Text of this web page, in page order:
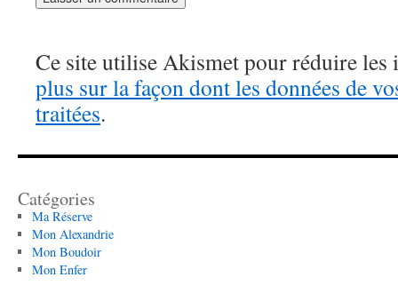
Ce site utilise Akismet pour réduire les
plus sur la façon dont les données de
traitées.
Catégories
Ma Réserve
Mon Alexandrie
Mon Boudoir
Mon Enfer